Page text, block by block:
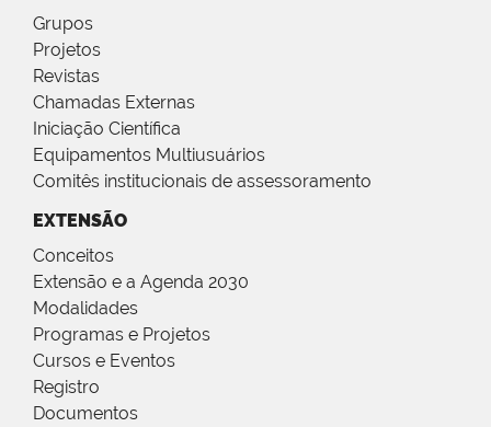
Grupos
Projetos
Revistas
Chamadas Externas
Iniciação Científica
Equipamentos Multiusuários
Comitês institucionais de assessoramento
EXTENSÃO
Conceitos
Extensão e a Agenda 2030
Modalidades
Programas e Projetos
Cursos e Eventos
Registro
Documentos